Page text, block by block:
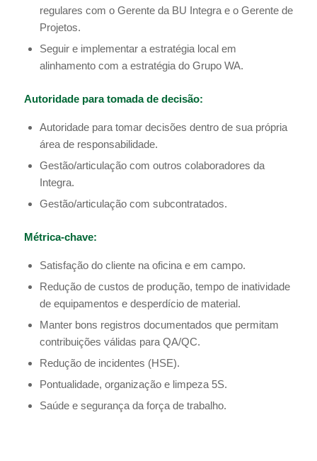
regulares com o Gerente da BU Integra e o Gerente de
Projetos.
Seguir e implementar a estratégia local em
alinhamento com a estratégia do Grupo WA.
Autoridade para tomada de decisão:
Autoridade para tomar decisões dentro de sua própria
área de responsabilidade.
Gestão/articulação com outros colaboradores da
Integra.
Gestão/articulação com subcontratados.
Métrica-chave:
Satisfação do cliente na oficina e em campo.
Redução de custos de produção, tempo de inatividade
de equipamentos e desperdício de material.
Manter bons registros documentados que permitam
contribuições válidas para QA/QC.
Redução de incidentes (HSE).
Pontualidade, organização e limpeza 5S.
Saúde e segurança da força de trabalho.